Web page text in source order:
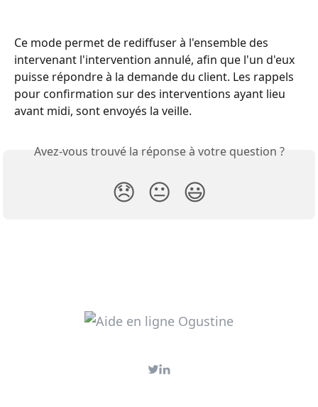
Ce mode permet de rediffuser à l'ensemble des
intervenant l'intervention annulé, afin que l'un d'eux
puisse répondre à la demande du client. Les rappels
pour confirmation sur des interventions ayant lieu
avant midi, sont envoyés la veille.
Avez-vous trouvé la réponse à votre question ?
😞 😐 😃